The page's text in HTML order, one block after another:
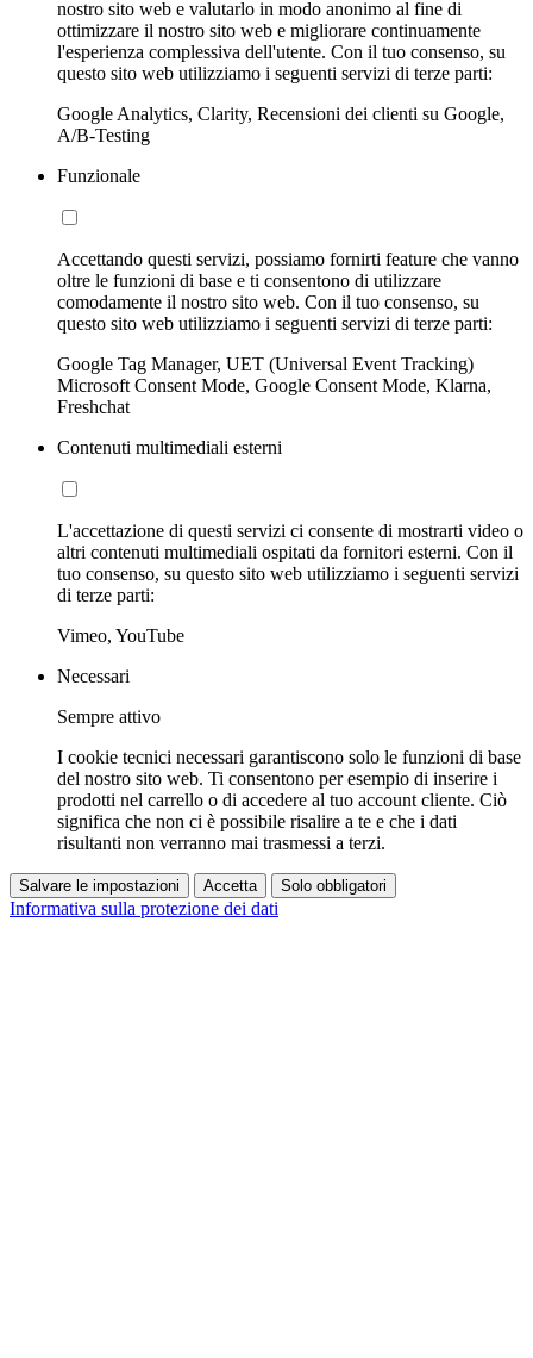
nostro sito web e valutarlo in modo anonimo al fine di
ottimizzare il nostro sito web e migliorare continuamente
l'esperienza complessiva dell'utente. Con il tuo consenso, su
questo sito web utilizziamo i seguenti servizi di terze parti:
Google Analytics, Clarity, Recensioni dei clienti su Google,
A/B-Testing
Funzionale
Accettando questi servizi, possiamo fornirti feature che vanno
oltre le funzioni di base e ti consentono di utilizzare
comodamente il nostro sito web. Con il tuo consenso, su
questo sito web utilizziamo i seguenti servizi di terze parti:
Google Tag Manager, UET (Universal Event Tracking)
Microsoft Consent Mode, Google Consent Mode, Klarna,
Freshchat
Contenuti multimediali esterni
L'accettazione di questi servizi ci consente di mostrarti video o
altri contenuti multimediali ospitati da fornitori esterni. Con il
tuo consenso, su questo sito web utilizziamo i seguenti servizi
di terze parti:
Vimeo, YouTube
Necessari
Sempre attivo
I cookie tecnici necessari garantiscono solo le funzioni di base
del nostro sito web. Ti consentono per esempio di inserire i
prodotti nel carrello o di accedere al tuo account cliente. Ciò
significa che non ci è possibile risalire a te e che i dati
risultanti non verranno mai trasmessi a terzi.
Salvare le impostazioni Accetta Solo obbligatori
Informativa sulla protezione dei dati